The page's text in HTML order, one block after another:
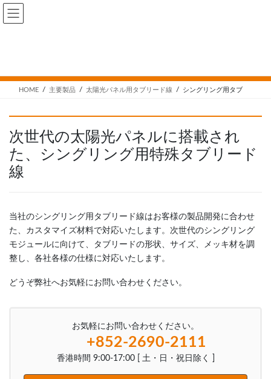
コ
ン
ス
ナ
ビ
ン
HOME 主要製品 太陽光パネル用タブリード線 シングリング用タブ
次世代の太陽光パネルに搭載され
た、シングリング用特殊タブリード
線
当社のシングリング用タブリード線はお客様の製品開発に合わせ
た、カスタマイズ材料で対応いたします。次世代のシングリング
モジュールに向けて、タブリードの形状、サイズ、メッキ材を調
整し、各社各様の仕様に対応いたします。
どうぞ弊社へお気軽にお問い合わせください。
お気軽にお問い合わせください。
+852-2690-2111
香港時間 9:00-17:00 [ 土・日・祝日除く ]